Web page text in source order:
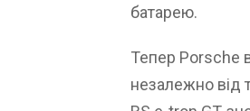
батарею.
Тепер Porsche
незалежно від